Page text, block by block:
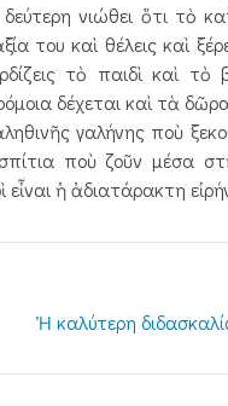
νιώθει ὅτι τὸ
του καὶ θέλεις καὶ
τὸ παιδὶ καὶ τὸ
δέχεται καὶ τὰ
γαλήνης ποὺ
ποὺ ζοῦν μέσα
ἡ ἀδιατάρακτη
Ἡ καλύτερη